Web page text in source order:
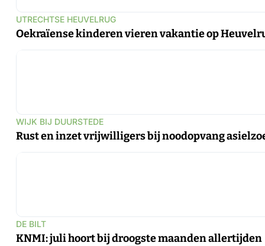
UTRECHTSE HEUVELRUG
Oekraïense kinderen vieren vakantie op
WIJK BIJ DUURSTEDE
Rust en inzet vrijwilligers bij noodopvang
DE BILT
KNMI: juli hoort bij droogste maanden allertijden